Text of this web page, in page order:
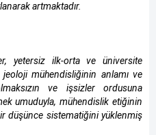
artmaktadır.
yetersiz ilk-orta ve üniversite
mühendisliğinin anlamı ve
ve işsizler ordusuna
umuduyla, mühendislik etiğinin
düşünce sistematiğini yüklenmiş